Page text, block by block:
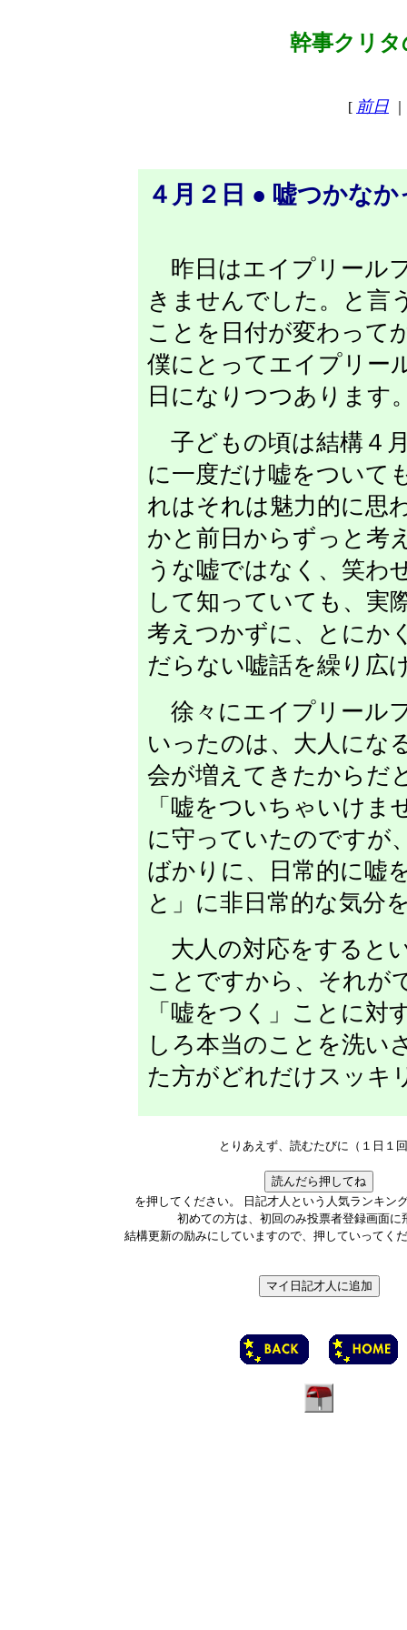
幹事クリタ
[ 前日
４月２日 ● 嘘つかな
昨日はエイプリール
きませんでした。と言
ことを日付が変わって
僕にとってエイプリー
日になりつつあります
子どもの頃は結構４
に一度だけ嘘をついて
れはそれは魅力的に思
かと前日からずっと考
うな嘘ではなく、笑わ
して知っていても、実
考えつかずに、とにか
だらない嘘話を繰り広
徐々にエイプリール
いったのは、大人にな
会が増えてきたからだ
「嘘をついちゃいけ
に守っていたのですが
ばかりに、日常的に嘘
と」に非日常的な気分
大人の対応をすると
ことですから、それが
「嘘をつく」ことに
しろ本当のことを洗い
た方がどれだけスッキ
とりあえず、読むたびに（１日１
を押してください。 日記才人という人気ランキン
初めての方は、初回のみ投票者登録画面に
結構更新の励みにしていますので、押していってく